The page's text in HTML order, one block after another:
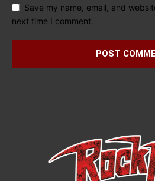
Save my name, email, and
next time I comment.